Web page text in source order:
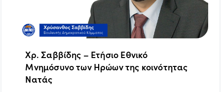
Χρ. Σαββίδης – Ετήσιο Εθνικό
Μνημόσυνο των Ηρώων της κοινότητας
Νατάς